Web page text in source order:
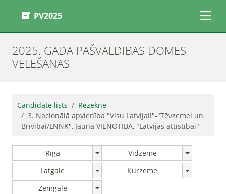
PV2025
2025. GADA PAŠVALDĪBAS DOMES
VĒLĒŠANAS
Candidate lists
Rēzekne
3. Nacionālā apvienība "Visu Latvijai!"-"Tēvzemei un
Brīvībai/LNNK", Jaunā VIENOTĪBA, "Latvijas attīstībai"
Rīga
Vidzeme
Latgale
Kurzeme
Zemgale